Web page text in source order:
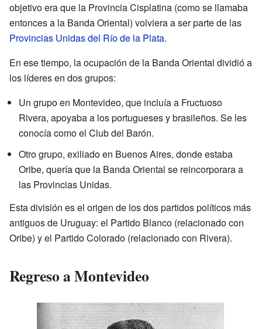
objetivo era que la Provincia Cisplatina (como se llamaba
entonces a la Banda Oriental) volviera a ser parte de las
Provincias Unidas del Río de la Plata.
En ese tiempo, la ocupación de la Banda Oriental dividió a
los líderes en dos grupos:
Un grupo en Montevideo, que incluía a Fructuoso
Rivera, apoyaba a los portugueses y brasileños. Se les
conocía como el Club del Barón.
Otro grupo, exiliado en Buenos Aires, donde estaba
Oribe, quería que la Banda Oriental se reincorporara a
las Provincias Unidas.
Esta división es el origen de los dos partidos políticos más
antiguos de Uruguay: el Partido Blanco (relacionado con
Oribe) y el Partido Colorado (relacionado con Rivera).
Regreso a Montevideo